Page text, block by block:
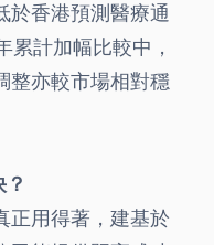
於香港預測醫療通
累計加幅比較中，
整亦較市場相對穩
正用得著，建基於